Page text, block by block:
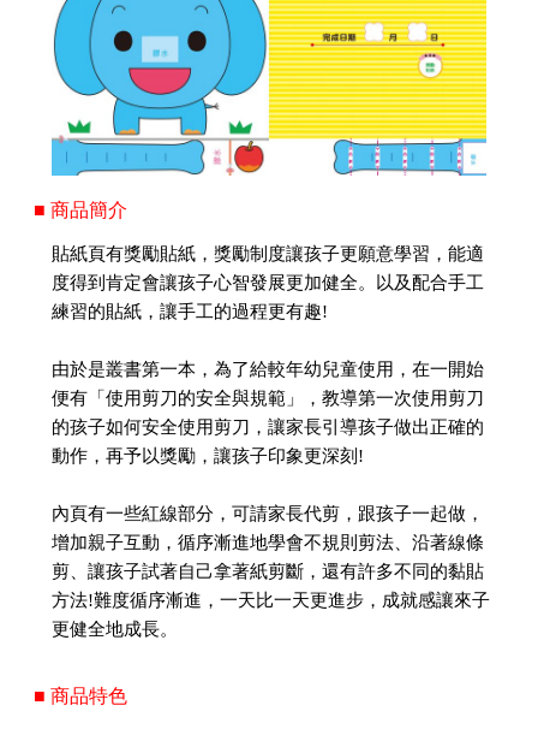
■ 商品簡介
貼紙頁有獎勵貼紙，獎勵制度讓孩子更願意學習，能適
度得到肯定會讓孩子心智發展更加健全。以及配合手工
練習的貼紙，讓手工的過程更有趣!
由於是叢書第一本，為了給較年幼兒童使用，在一開始
便有「使用剪刀的安全與規範」，教導第一次使用剪刀
的孩子如何安全使用剪刀，讓家長引導孩子做出正確的
動作，再予以獎勵，讓孩子印象更深刻!
內頁有一些紅線部分，可請家長代剪，跟孩子一起做，
增加親子互動，循序漸進地學會不規則剪法、沿著線條
剪、讓孩子試著自己拿著紙剪斷，還有許多不同的黏貼
方法!難度循序漸進，一天比一天更進步，成就感讓來子
更健全地成長。
■ 商品特色